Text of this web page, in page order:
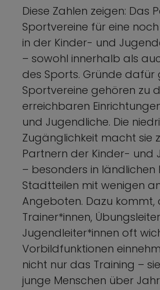
Diese Zahlen zeigen: Das
Sportvereine für eine
in der Kinder- und
– sowohl innerhalb als
des Sports. Gründe dafür
Sportvereine gehören zu
erreichbaren
und Jugendliche. Die
Zugänglichkeit macht sie
Partnern der Kinder- und
– besonders in ländlichen
Stadtteilen mit wenigen
Angeboten. Dazu kommt,
Trainer*innen,
Jugendleiter*innen oft
Vorbildfunktionen
nicht nur das Training –
junge Menschen über